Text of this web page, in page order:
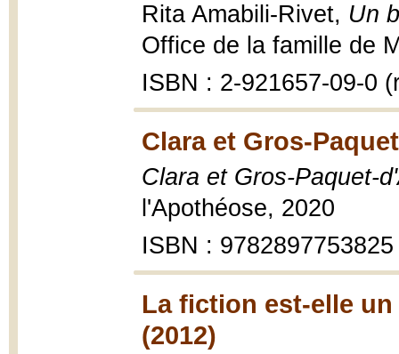
Rita Amabili-Rivet, Un
Office de la famille de
ISBN : 2-921657-09-0
Clara et Gros-
Clara et Gros-Paquet-
l'Apothéose, 2020
ISBN : 9782897753825
La fiction est-elle
(2012)